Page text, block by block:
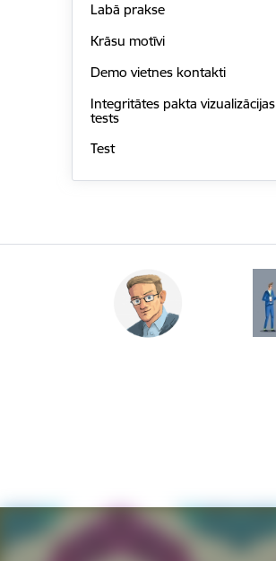
Labā prakse
Krāsu motīvi
Demo vietnes kontakti
Integritātes pakta vizualizācijas
tests
Test